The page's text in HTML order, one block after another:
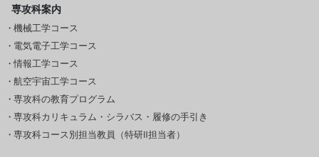
専攻科案内
機械工学コース
電気電子工学コース
情報工学コース
航空宇宙工学コース
専攻科の教育プログラム
専攻科カリキュラム・シラバス・履修の手引き
専攻科コース別担当教員（特研Ⅱ担当者）